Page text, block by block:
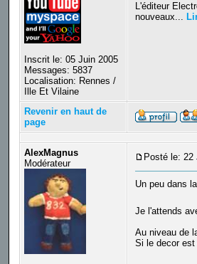
Inscrit le: 05 Juin 2005
Messages: 5837
Localisation: Rennes /
Ille Et Vilaine
L'éditeur
nouveaux...
Revenir en haut de
page
AlexMagnus
Modérateur
Posté le: 22
Un peu dans
Je l'attends
Au niveau de
Si le decor